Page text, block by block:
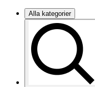
Alla kategorier